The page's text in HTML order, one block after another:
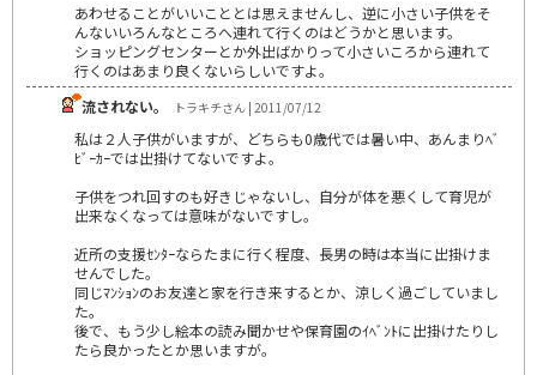
あわせることがいいこととは思えませんし、逆に小さい子供をそ
んないいろんなところへ連れて行くのはどうかと思います。
ショッピングセンターとか外出ばかりって小さいころから連れて
行くのはあまり良くないらしいですよ。
流されない。
トラキチさん | 2011/07/12
私は２人子供がいますが、どちらも0歳代では暑い中、あんまりﾍﾞ
ﾋﾞｰｶｰでは出掛けてないですよ。
子供をつれ回すのも好きじゃないし、自分が体を悪くして育児が
出来なくなっては意味がないですし。
近所の支援ｾﾝﾀｰならたまに行く程度、長男の時は本当に出掛けま
せんでした。
同じﾏﾝｼｮﾝのお友達と家を行き来するとか、涼しく過ごしていまし
た。
後で、もう少し絵本の読み聞かせや保育園のｲﾍﾞﾝﾄに出掛けたりし
たら良かったとか思いますが。